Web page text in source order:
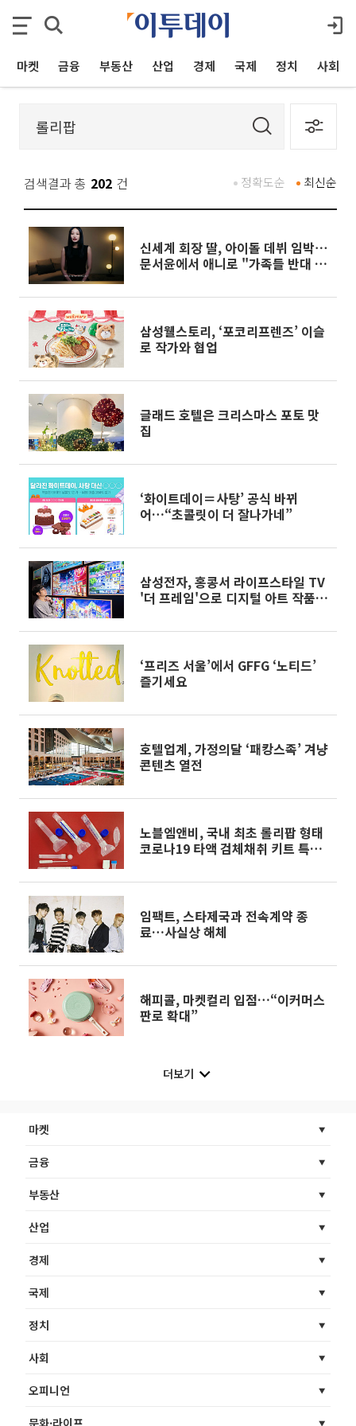
마켓 금융 부동산 산업 경제 국제 정치 사회
검색결과 총 202 건 최신순
정확도순
신세계 회장 딸, 아이돌 데뷔 임박⋯
문서윤에서 애니로 "가족들 반대 심
삼성웰스토리, ‘포코리프렌즈’ 이슬
로 작가와 협업
글래드 호텔은 크리스마스 포토 맛
집
‘화이트데이＝사탕’ 공식 바뀌
어…“초콜릿이 더 잘나가네”
삼성전자, 홍콩서 라이프스타일 TV
'더 프레임'으로 디지털 아트 작품
‘프리즈 서울’에서 GFFG ‘노티드’
즐기세요
호텔업계, 가정의달 ‘패캉스족’ 겨냥
콘텐츠 열전
노블엠앤비, 국내 최초 롤리팝 형태
코로나19 타액 검체채취 키트 특허
임팩트, 스타제국과 전속계약 종
료…사실상 해체
해피콜, 마켓컬리 입점…“이커머스
판로 확대”
더보기
마켓
금융
부동산
산업
경제
국제
정치
사회
오피니언
문화·라이프